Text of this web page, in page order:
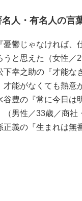
名人・有名人の言
憂鬱じゃなければ
うと思えた（女性／
下幸之助の『才能
才能がなくても熱意
谷豊の『常に今日
（男性／33歳／商社
正義の『生まれは無